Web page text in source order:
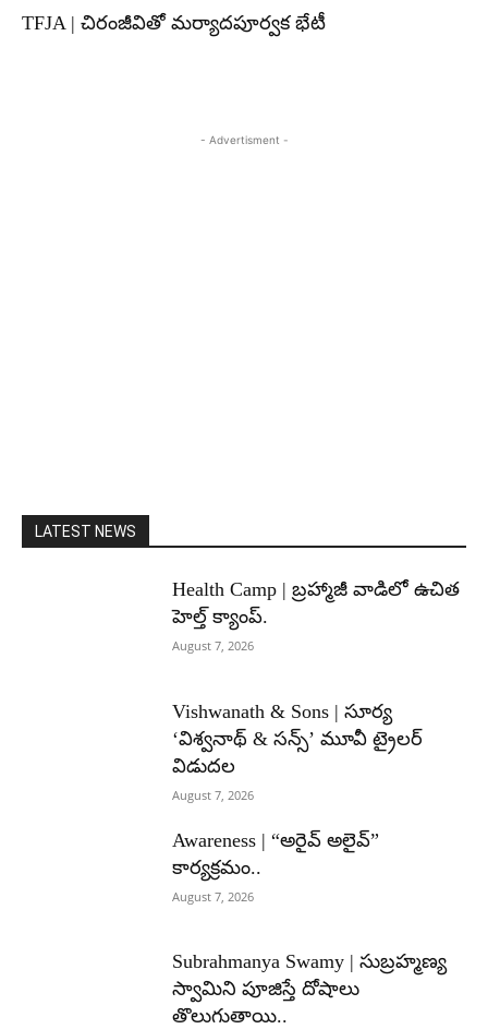
TFJA | చిరంజీవితో మర్యాదపూర్వక భేటీ
- Advertisment -
LATEST NEWS
Health Camp | బ్రహ్మాజీ వాడిలో ఉచిత
హెల్త్ క్యాంప్.
August 7, 2026
Vishwanath & Sons | సూర్య
‘విశ్వనాథ్ & సన్స్’ మూవీ ట్రైలర్
విడుదల
August 7, 2026
Awareness | “అరైవ్ అలైవ్”
కార్యక్రమం..
August 7, 2026
Subrahmanya Swamy | సుబ్రహ్మణ్య
స్వామిని పూజిస్తే దోషాలు
తొలుగుతాయి..